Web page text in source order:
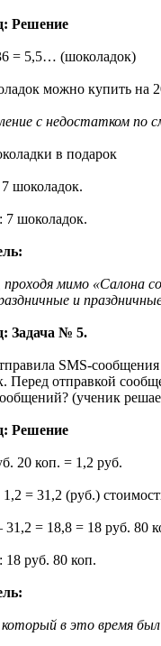
Решение
= 5,5… (шоколадок)
можно купить на
с недостатком по
в подарок
шоколадок.
7 шоколадок.
проходя мимо «Салона
и
Задача № 5.
SMS-
Перед отправкой
(ученик
Решение
20 коп. = 1,2 руб.
1,2 = 31,2 (руб.)
31,2 = 18,8 = 18 руб. 80
18 руб. 80 коп.
в это время